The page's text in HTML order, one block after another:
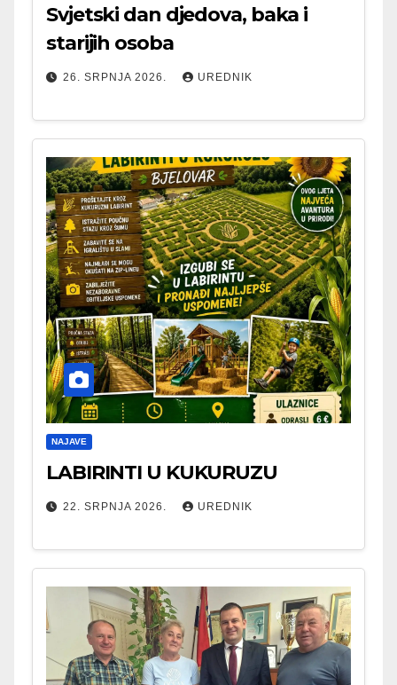
Svjetski dan djedova, baka i
starijih osoba
26. SRPNJA 2026. UREDNIK
NAJAVE
LABIRINTI U KUKURUZU
22. SRPNJA 2026. UREDNIK